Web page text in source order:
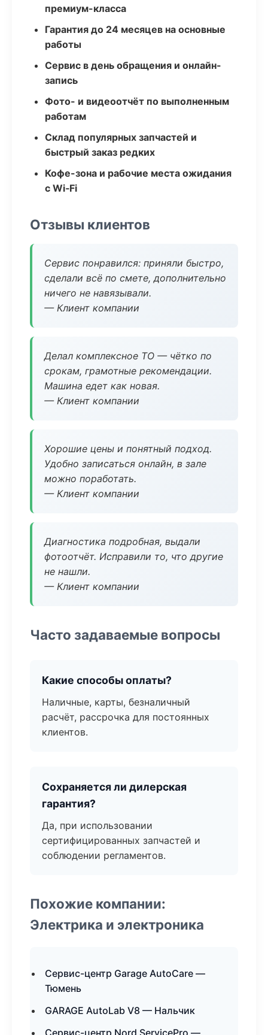
премиум-класса
Гарантия до 24 месяцев на основные
работы
Сервис в день обращения и онлайн-
запись
Фото- и видеоотчёт по выполненным
работам
Склад популярных запчастей и
быстрый заказ редких
Кофе-зона и рабочие места ожидания
с Wi‑Fi
Отзывы клиентов
Сервис понравился: приняли быстро,
сделали всё по смете, дополнительно
ничего не навязывали.
— Клиент компании
Делал комплексное ТО — чётко по
срокам, грамотные рекомендации.
Машина едет как новая.
— Клиент компании
Хорошие цены и понятный подход.
Удобно записаться онлайн, в зале
можно поработать.
— Клиент компании
Диагностика подробная, выдали
фотоотчёт. Исправили то, что другие
не нашли.
— Клиент компании
Часто задаваемые вопросы
Какие способы оплаты?
Наличные, карты, безналичный
расчёт, рассрочка для постоянных
клиентов.
Сохраняется ли дилерская
гарантия?
Да, при использовании
сертифицированных запчастей и
соблюдении регламентов.
Похожие компании:
Электрика и электроника
Сервис-центр Garage AutoCare —
Тюмень
GARAGE AutoLab V8 — Нальчик
Сервис-центр Nord ServicePro —